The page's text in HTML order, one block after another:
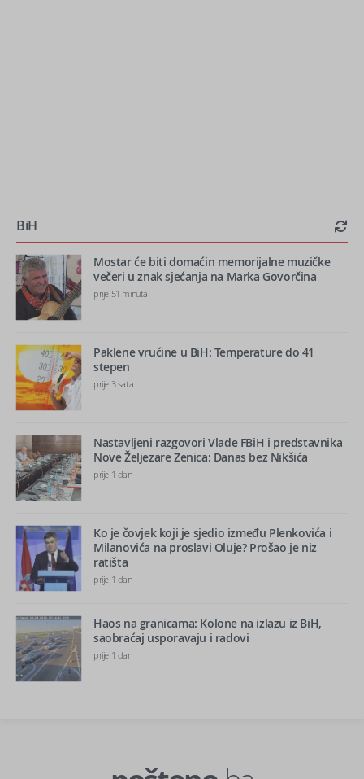
BiH
Mostar će biti domaćin memorijalne muzičke
večeri u znak sjećanja na Marka Govorčina
prije 51 minuta
Paklene vrućine u BiH: Temperature do 41
stepen
prije 3 sata
Nastavljeni razgovori Vlade FBiH i predstavnika
Nove Željezare Zenica: Danas bez Nikšića
prije 1 dan
Ko je čovjek koji je sjedio između Plenkovića i
Milanovića na proslavi Oluje? Prošao je niz
ratišta
prije 1 dan
Haos na granicama: Kolone na izlazu iz BiH,
saobraćaj usporavaju i radovi
prije 1 dan